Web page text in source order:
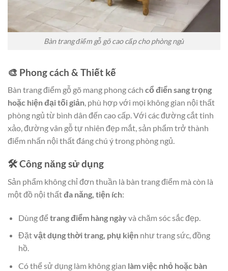
Bàn trang điểm gỗ gõ cao cấp cho phòng ngủ
🎨 Phong cách & Thiết kế
Bàn trang điểm gỗ gõ mang phong cách cổ điển sang trọng
hoặc hiện đại tối giản, phù hợp với mọi không gian nội thất
phòng ngủ từ bình dân đến cao cấp. Với các đường cắt tinh
xảo, đường vân gỗ tự nhiên đẹp mắt, sản phẩm trở thành
điểm nhấn nội thất đáng chú ý trong phòng ngủ.
🛠️ Công năng sử dụng
Sản phẩm không chỉ đơn thuần là bàn trang điểm mà còn là
một đồ nội thấtđa năng, tiện ích:
Dùng để trang điểm hàng ngàyvà chăm sóc sắc đẹp.
Đặtvật dụng thời trang, phụ kiệnnhư trang sức, đồng
hồ.
Có thể sử dụng làm không gian làm việc nhỏ hoặc bàn